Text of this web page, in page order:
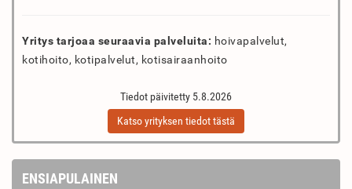
Yritys tarjoaa seuraavia palveluita: hoivapalvelut,
kotihoito, kotipalvelut, kotisairaanhoito
Tiedot päivitetty 5.8.2026
Katso yrityksen tiedot tästä
ENSIAPULAINEN